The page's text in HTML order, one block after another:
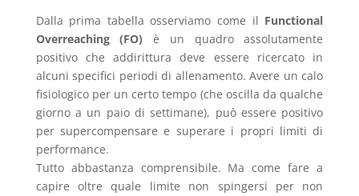
Dalla prima tabella osserviamo come il Functional
Overreaching (FO) è un quadro assolutamente
positivo che addirittura deve essere ricercato in
alcuni specifici periodi di allenamento. Avere un calo
fisiologico per un certo tempo (che oscilla da qualche
giorno a un paio di settimane), può essere positivo
per supercompensare e superare i propri limiti di
performance.
Tutto abbastanza comprensibile. Ma come fare a
capire oltre quale limite non spingersi per non